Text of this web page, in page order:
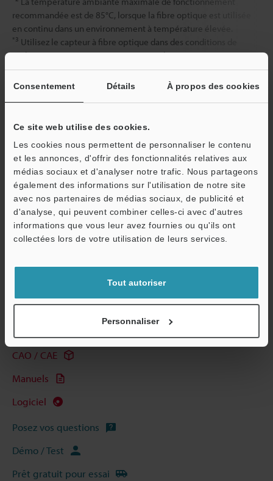
Consentement Détails À propos des cookies
Ce site web utilise des cookies.
Les cookies nous permettent de personnaliser le contenu
et les annonces, d'offrir des fonctionnalités relatives aux
médias sociaux et d'analyser notre trafic. Nous partageons
également des informations sur l'utilisation de notre site
avec nos partenaires de médias sociaux, de publicité et
d'analyse, qui peuvent combiner celles-ci avec d'autres
informations que vous leur avez fournies ou qu'ils ont
collectées lors de votre utilisation de leurs services.
Tout autoriser
Personnaliser
recommandée est de 85°C, lorsque la fibre optique est utilisée
en continu dans un environnement à température élevée.
*3 Utilisez le capteur à fibre optique dans des conditions de
sècheresse. Conservez une marge pour la température
supérieure lors du choix d’une unité de fibre résistante à la
chaleur.
Fiche technique (PDF)
Autres modèles
Guides techniques
CAO / CAE
Manuels
Logiciel
Posez vos questions
Démo / Test
Prêt gratuit pour essai